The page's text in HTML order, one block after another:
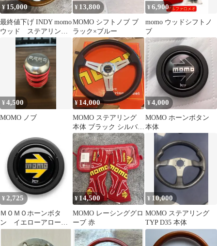
¥ 15,000
最終値下げ INDY momo
ウッド ステアリング
3本スポーク
¥ 13,800
MOMO シフトノブ ブ
ラック×ブルー
¥6,900
momo ウッドシフトノ
ブ
¥4,500
MOMO ノブ
¥ 14,000
MOMO ステアリング
本体 ブラック シルバー
3本スポーク
¥4,000
MOMO ホーンボタン
本体
¥ 2,725
ＭＯＭＯホーンボタ
ン イエローアロー
¥ 14,500
MOMO レーシンググロ
ーブ 赤
¥ 10,000
MOMO ステアリング
TYP D35 本体